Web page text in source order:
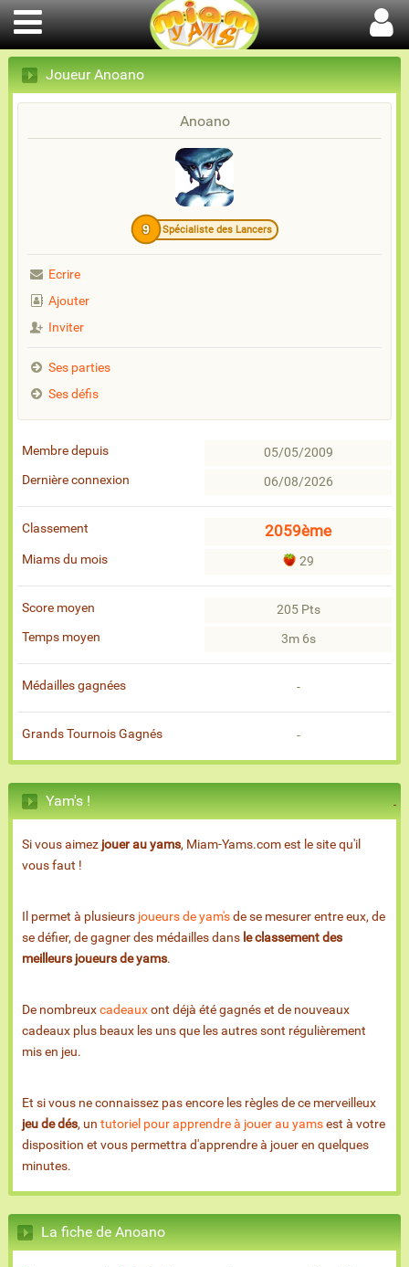
Joueur Anoano
Anoano
9 Spécialiste des Lancers
Ecrire
Ajouter
Inviter
Ses parties
Ses défis
Membre depuis
05/05/2009
Dernière connexion
06/08/2026
Classement 2059ème
Miams du mois 29
Score moyen
205 Pts
Temps moyen
3m 6s
Médailles gagnées -
Grands Tournois Gagnés -
Yam's !
Si vous aimez jouer au yams, Miam-Yams.com est le site qu'il
vous faut !
Il permet à plusieurs joueurs de yam'sde se mesurer entre eux, de
se défier, de gagner des médailles dans le classement des
meilleurs joueurs de yams.
De nombreuxcadeauxont déjà été gagnés et de nouveaux
cadeaux plus beaux les uns que les autres sont régulièrement
mis en jeu.
Et si vous ne connaissez pas encore les règles de ce merveilleux
jeu de dés, un tutoriel pour apprendre à jouer au yamsest à votre
disposition et vous permettra d'apprendre à jouer en quelques
minutes.
La fiche de Anoano